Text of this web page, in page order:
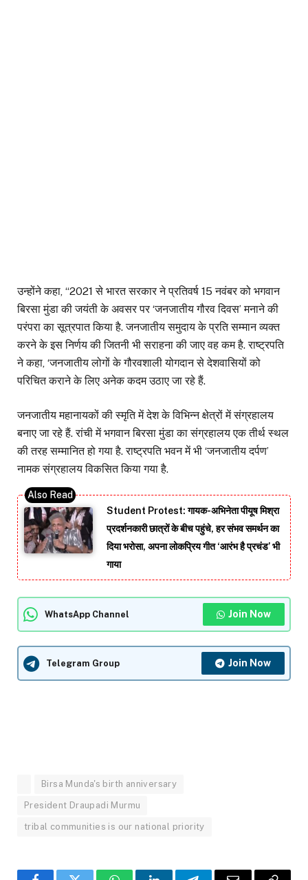
उन्होंने कहा, ‘‘2021 से भारत सरकार ने प्रतिवर्ष 15 नवंबर को भगवान
बिरसा मुंडा की जयंती के अवसर पर ‘जनजातीय गौरव दिवस’ मनाने की
परंपरा का सूत्रपात किया है. जनजातीय समुदाय के प्रति सम्मान व्यक्त
करने के इस निर्णय की जितनी भी सराहना की जाए वह कम है. राष्ट्रपति
ने कहा, ‘जनजातीय लोगों के गौरवशाली योगदान से देशवासियों को
परिचित कराने के लिए अनेक कदम उठाए जा रहे हैं.
जनजातीय महानायकों की स्मृति में देश के विभिन्न क्षेत्रों में संग्रहालय
बनाए जा रहे हैं. रांची में भगवान बिरसा मुंडा का संग्रहालय एक तीर्थ स्थल
की तरह सम्मानित हो गया है. राष्ट्रपति भवन में भी ‘जनजातीय दर्पण’
नामक संग्रहालय विकसित किया गया है.
Student Protest: गायक-अभिनेता पीयूष मिश्रा
प्रदर्शनकारी छात्रों के बीच पहुंचे, हर संभव समर्थन का
दिया भरोसा, अपना लोकप्रिय गीत ‘आरंभ है प्रचंड’ भी
गाया
WhatsApp Channel Join Now
Telegram Group Join Now
Birsa Munda's birth anniversary
President Draupadi Murmu
tribal communities is our national priority